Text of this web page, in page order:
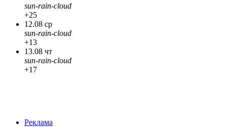
sun-rain-cloud
+25
12.08 ср
sun-rain-cloud
+13
13.08 чт
sun-rain-cloud
+17
Реклама